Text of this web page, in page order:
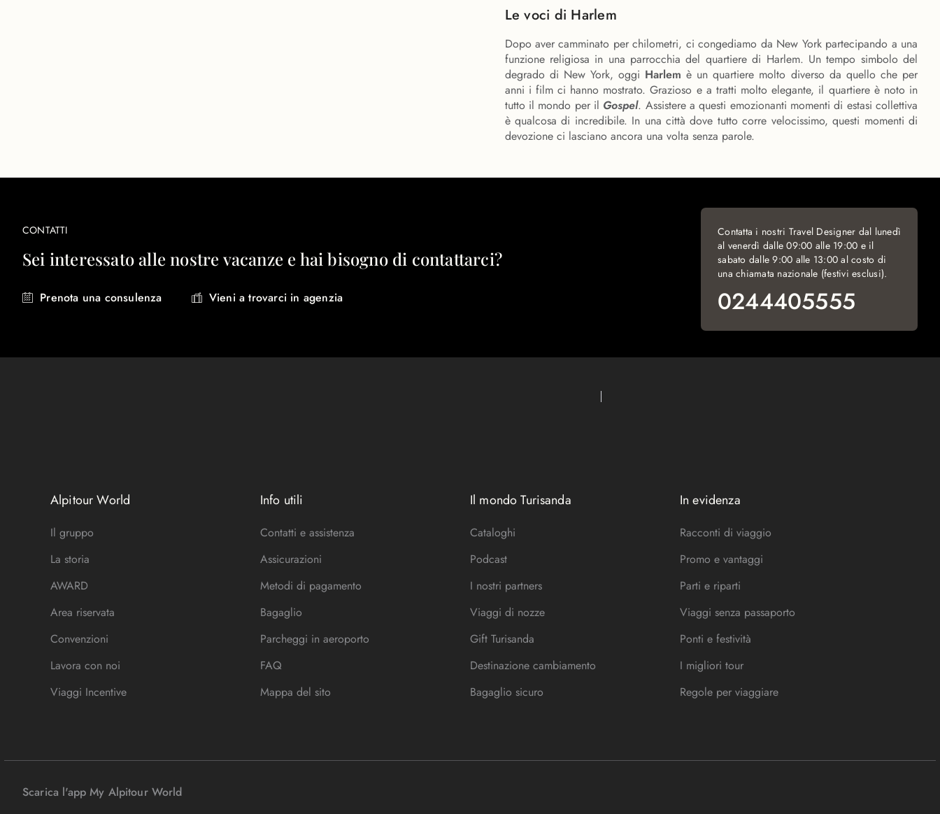
Le voci di Harlem
Dopo aver camminato per chilometri, ci congediamo da New York partecipando a una
funzione religiosa in una parrocchia del quartiere di Harlem. Un tempo simbolo del
degrado di New York, oggi Harlem è un quartiere molto diverso da quello che per
anni i film ci hanno mostrato. Grazioso e a tratti molto elegante, il quartiere è noto in
tutto il mondo per il Gospel. Assistere a questi emozionanti momenti di estasi collettiva
è qualcosa di incredibile. In una città dove tutto corre velocissimo, questi momenti di
devozione ci lasciano ancora una volta senza parole.
CONTATTI
Sei interessato alle nostre vacanze e hai bisogno di contattarci?
Prenota una consulenza Vieni a trovarci in agenzia
Contatta i nostri Travel Designer dal lunedì
al venerdì dalle 09:00 alle 19:00 e il
sabato dalle 9:00 alle 13:00 al costo di
una chiamata nazionale (festivi esclusi).
0244405555
Alpitour World
Il gruppo
La storia
AWARD
Area riservata
Convenzioni
Lavora con noi
Viaggi Incentive
Info utili
Contatti e assistenza
Assicurazioni
Metodi di pagamento
Bagaglio
Parcheggi in aeroporto
FAQ
Mappa del sito
Il mondo Turisanda
Cataloghi
Podcast
I nostri partners
Viaggi di nozze
Gift Turisanda
Destinazione cambiamento
Bagaglio sicuro
In evidenza
Racconti di viaggio
Promo e vantaggi
Parti e riparti
Viaggi senza passaporto
Ponti e festività
I migliori tour
Regole per viaggiare
Scarica l'app My Alpitour World